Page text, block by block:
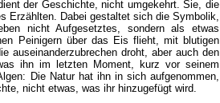
der Geschichte, nicht umgekehrt. Sie, die
Erzählten. Dabei gestaltet sich die Symbolik,
nicht Aufgesetztes, sondern als etwas
Peinigern über das Eis flieht, mit blutigen
auseinanderzubrechen droht, aber auch den
ihn im letzten Moment, kurz vor seinem
Die Natur hat ihn in sich aufgenommen,
nicht etwas, was ihr hinzugefügt wird.